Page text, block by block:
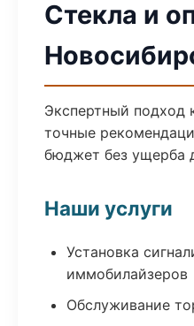
Стекла и
Экспертный подход
точные
бюджет без ущерба
Наши услуги
Установка
иммобилайзеров
Обслуживание